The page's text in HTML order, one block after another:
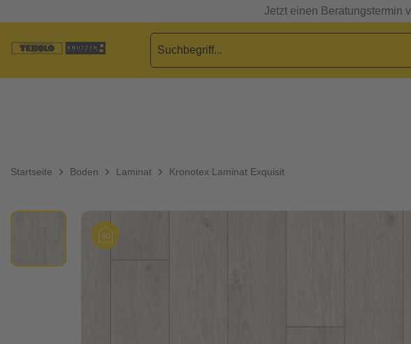
Jetzt einen Beratungstermin
Startseite Boden Laminat Kronotex Laminat Exquisit